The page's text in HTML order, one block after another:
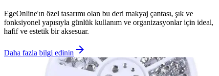
EgeOnline'ın özel tasarımı olan bu deri makyaj çantası, şık ve
fonksiyonel yapısıyla günlük kullanım ve organizasyonlar için ideal,
hafif ve estetik bir aksesuar.
Daha fazla bilgi edinin